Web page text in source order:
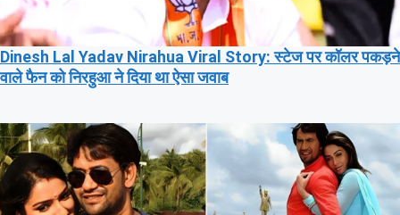
Dinesh Lal Yadav Nirahua Viral Story: स्टेज पर कॉलर पकड़ने
वाले फैन को निरहुआ ने दिया था ऐसा जवाब